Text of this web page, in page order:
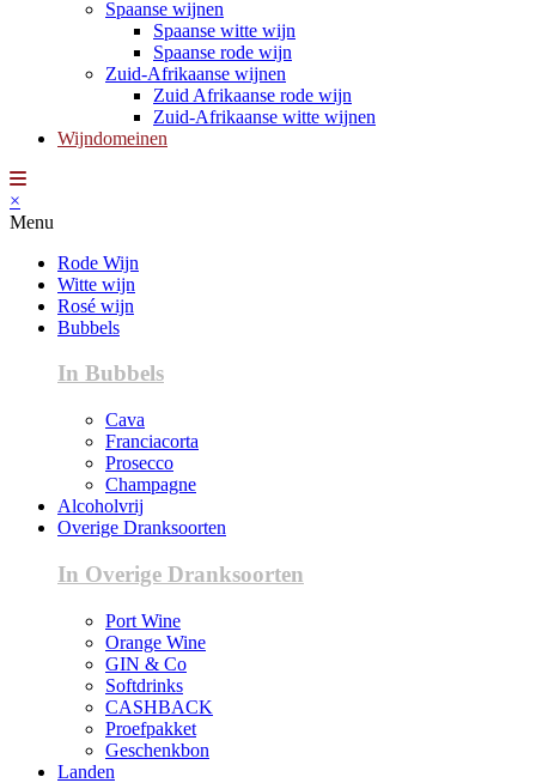
Spaanse wijnen
Spaanse witte wijn
Spaanse rode wijn
Zuid-Afrikaanse wijnen
Zuid Afrikaanse rode wijn
Zuid-Afrikaanse witte wijnen
Wijndomeinen
×
Menu
Rode Wijn
Witte wijn
Rosé wijn
Bubbels
In Bubbels
Cava
Franciacorta
Prosecco
Champagne
Alcoholvrij
Overige Dranksoorten
In Overige Dranksoorten
Port Wine
Orange Wine
GIN & Co
Softdrinks
CASHBACK
Proefpakket
Geschenkbon
Landen